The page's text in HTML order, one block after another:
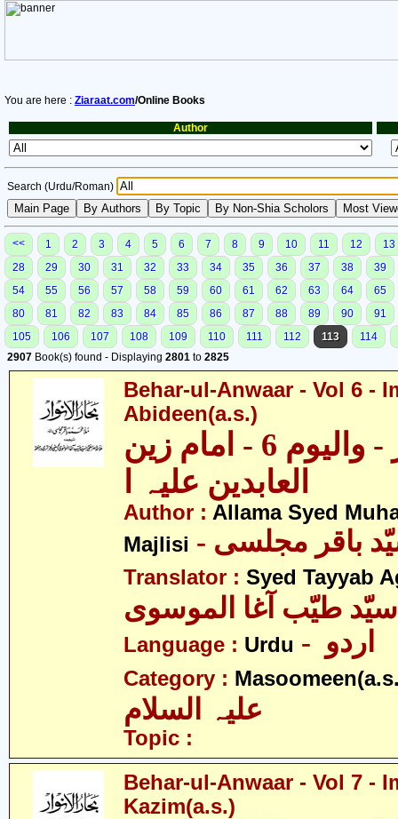
You are here : Ziaraat.com/Online Books
Author
Search (Urdu/Roman)
<< 1 2 3 4 5 6 7 8 9 10 11 12
13
28
29 30 31 32 33 34 35 36 37 38
39
54
55 56 57 58 59 60 61 62 63 64
65
80
81 82 83 84 85 86 87 88 89 90
91
105
106 107 108 109 110 111 112 113
114
2907 Book(s) found - Displaying 2801 to 2825
Behar-ul-Anwaar - Vol 6 -
Abideen(a.s.)
بحار الانوار - والیوم 6 - امام زین
العابدین علیہ ا
Author : Allama Syed
Majlisi
Translator : Syed Tayyab
سیّد طیّب آغا الموسوی
Language : Urdu
Category :
Topic :
Behar-ul-Anwaar - Vol 7 -
Kazim(a.s.)